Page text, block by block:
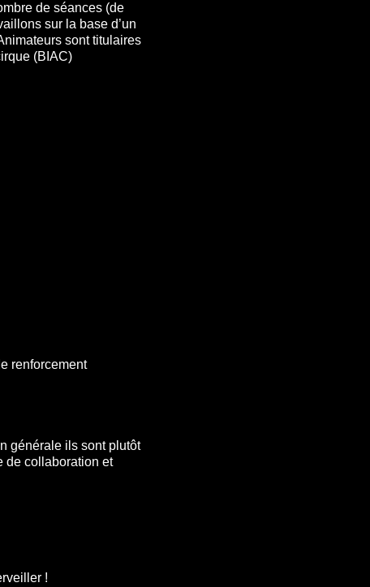
de séances (de
sur la base d’un
sont titulaires
(BIAC)
renforcement
générale ils sont plutôt
de collaboration et
!